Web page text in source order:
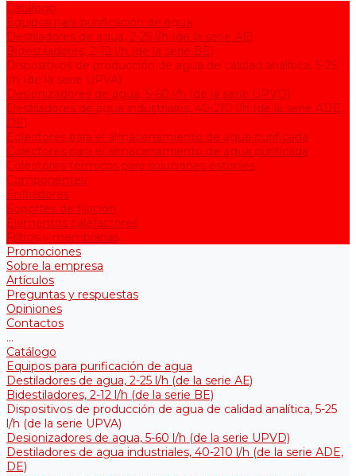
Catálogo
Equipos para purificación de agua
Destiladores de agua, 2-25 l/h (de la serie АЕ)
Bidestiladores, 2-12 l/h (de la serie BE)
Dispositivos de producción de agua de calidad analítica, 5-25
l/h (de la serie UPVA)
Desionizadores de agua, 5-60 l/h (de la serie UPVD)
Destiladores de agua industriales, 40-210 l/h (de la serie АDE,
DE)
Colectores para el almacenamiento de agua purificada
Colectores para el almacenamiento de agua purificada
Colectores térmicos para soluciones estériles
Componentes
Enfriadores
Soportes de fijación
Elementos calefactores
Filtros y membranas
Promociones
Sobre la empresa
Artículos
Preguntas y respuestas
Opiniones
Contactos
...
Catálogo
Equipos para purificación de agua
Destiladores de agua, 2-25 l/h (de la serie АЕ)
Bidestiladores, 2-12 l/h (de la serie BE)
Dispositivos de producción de agua de calidad analítica, 5-25
l/h (de la serie UPVA)
Desionizadores de agua, 5-60 l/h (de la serie UPVD)
Destiladores de agua industriales, 40-210 l/h (de la serie АDE,
DE)